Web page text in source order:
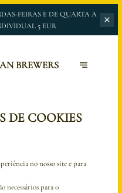
FEIRAS E DE QUARTA A
5 EUR
BREWERS
DE COOKIES
no nosso site e para
necessários para o